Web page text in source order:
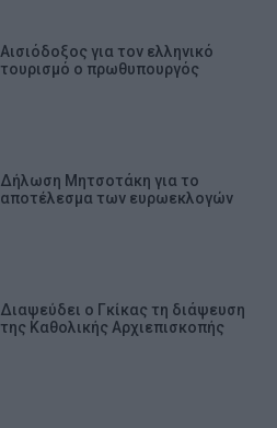
Αισιόδοξος για τον ελληνικό
τουρισμό ο πρωθυπουργός
Δήλωση Μητσοτάκη για το
αποτέλεσμα των ευρωεκλογών
Διαψεύδει ο Γκίκας τη διάψευση
της Καθολικής Αρχιεπισκοπής